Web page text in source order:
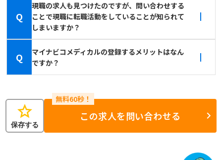
Q
現職の求人も見つけたのですが、問い合わせする
ことで現職に転職活動をしていることが知られて
しまいますか？
Q
マイナビコメディカルの登録するメリットはなん
ですか？
star
保存する
この求人を問い合わせる